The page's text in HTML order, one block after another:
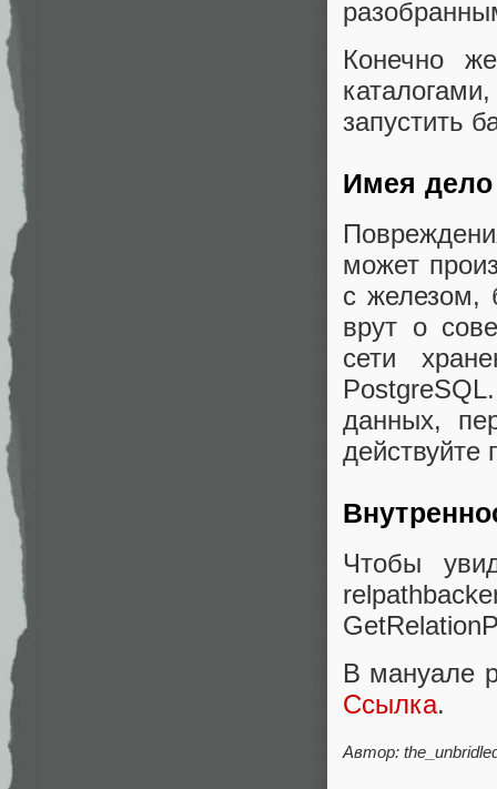
Конечно
запустить
Имея
может
с железом,
врут о
сети
данных,
действуйте
Чтобы
В мануале
Ссылка.
Автор: